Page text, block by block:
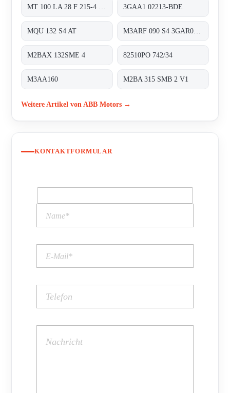
3GAA1 02213-BDE
MQU 132 S4 AT
M2BAX 132SME 4 82510PO 742/34
M3AA160 M2BA 315 SMB 2 V1
Weitere Artikel von ABB Motors →
KONTAKTFORMULAR